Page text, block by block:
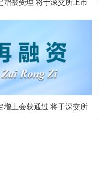
增被受理 将于深交所上市
增上会获通过 将于深交所